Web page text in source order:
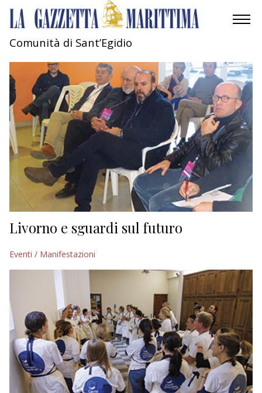
MOBILITÀ
INDUSTRIA
RICERCA
ECONOMIA
TURISMO
CULTURA
NAUTICA
EDITORIALI
Comunità di Sant’Egidio
Livorno e sguardi sul futuro
Eventi / Manifestazioni